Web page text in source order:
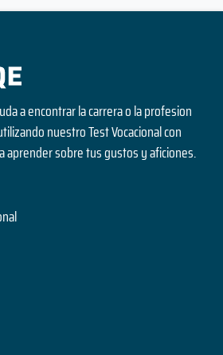
a encontrar la carrera o la profesion
nuestro Test Vocacional con
aprender sobre tus gustos y aficiones.